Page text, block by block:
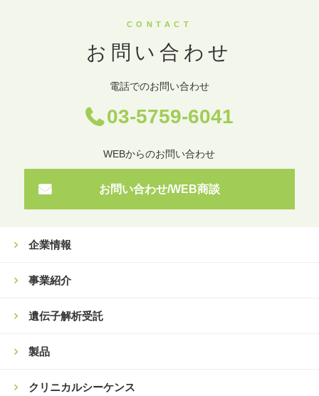
CONTACT
お問い合わせ
電話でのお問い合わせ
03-5759-6041
WEBからのお問い合わせ
お問い合わせ/WEB商談
企業情報
事業紹介
遺伝子解析受託
製品
クリニカルシーケンス